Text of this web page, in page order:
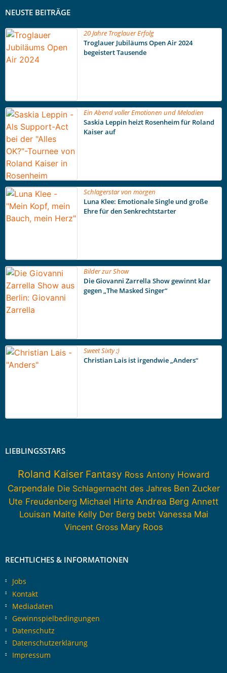
NEUSTE BEITRÄGE
20 Jahre Troglauer Erfolg
Troglauer Jubiläums Open Air 2024
begeistert Tausende
Ein Abend voller Emotionen und Melodien
Saskia Leppin heizt Rosenheim für Roland
Kaiser auf
Schlagerstar von morgen
Luna Klee: Emotionale Single und große
Ehre für den Senkrechtstarter
Bilder zur Show
Die Giovanni Zarrella Show gewinnt klar
gegen „The Masked Singer“
Sweet Sixty ;)
Christian Lais ist irgendwie „Anders“
LIEBLINGSSTARS
Roland Kaiser Fantasy Ross Antony Howard
Carpendale Die Schlagernacht des Jahres Ben Zucker
Ute Freudenberg Michael Hirte Andrea Berg Annett
Louisan Maite Kelly Der Berg bebt Vanessa Mai
Vincent Gross Mary Roos
RECHTLICHES & INFORMATIONEN
Jobs
Kontakt
Mediadaten
Gewinnspielbedingungen
Datenschutz
Datenschutzerklärung
Impressum